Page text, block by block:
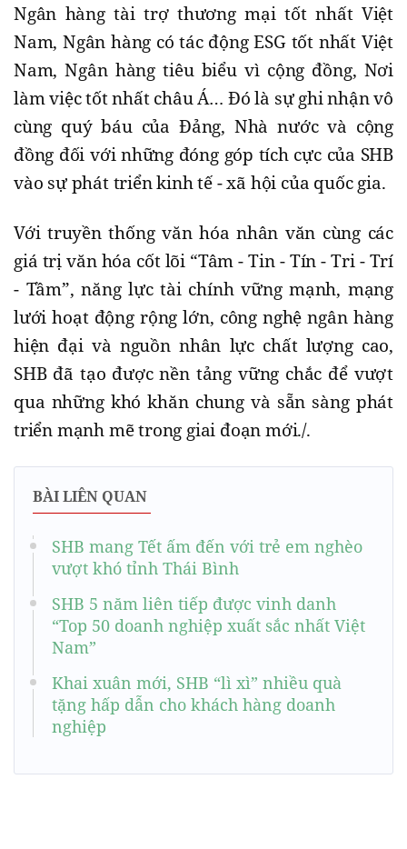
Ngân hàng tài trợ thương mại tốt nhất Việt
Nam, Ngân hàng có tác động ESG tốt nhất Việt
Nam, Ngân hàng tiêu biểu vì cộng đồng, Nơi
làm việc tốt nhất châu Á… Đó là sự ghi nhận vô
cùng quý báu của Đảng, Nhà nước và cộng
đồng đối với những đóng góp tích cực của SHB
vào sự phát triển kinh tế - xã hội của quốc gia.
Với truyền thống văn hóa nhân văn cùng các
giá trị văn hóa cốt lõi “Tâm - Tin - Tín - Tri - Trí
- Tầm”, năng lực tài chính vững mạnh, mạng
lưới hoạt động rộng lớn, công nghệ ngân hàng
hiện đại và nguồn nhân lực chất lượng cao,
SHB đã tạo được nền tảng vững chắc để vượt
qua những khó khăn chung và sẵn sàng phát
triển mạnh mẽ trong giai đoạn mới./.
BÀI LIÊN QUAN
SHB mang Tết ấm đến với trẻ em nghèo
vượt khó tỉnh Thái Bình
SHB 5 năm liên tiếp được vinh danh
“Top 50 doanh nghiệp xuất sắc nhất Việt
Nam”
Khai xuân mới, SHB “lì xì” nhiều quà
tặng hấp dẫn cho khách hàng doanh
nghiệp